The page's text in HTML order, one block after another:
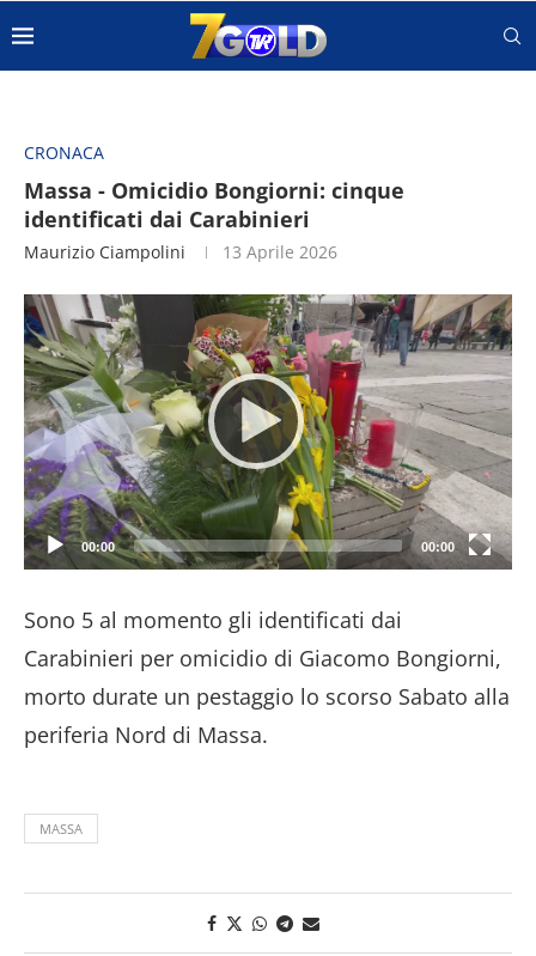
CRONACA
Massa - Omicidio Bongiorni: cinque
identificati dai Carabinieri
Maurizio Ciampolini 13 Aprile 2026
Video
Player
00:00 00:00
Sono 5 al momento gli identificati dai
Carabinieri per omicidio di Giacomo Bongiorni,
morto durate un pestaggio lo scorso Sabato alla
periferia Nord di Massa.
MASSA